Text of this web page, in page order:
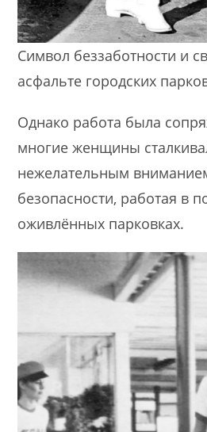
Символ беззаботности и
асфальте городских
Однако работа была
многие женщины
нежелательным
безопасности, работая в
оживлённых парковках.